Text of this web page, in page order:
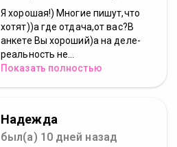
Я хорошая!) Многие пишут,что
хотят))а где отдача,от вас?В
анкете Вы хороший)а на деле-
реальность не...
Показать полностью
Надежда
был(а) 10 дней назад